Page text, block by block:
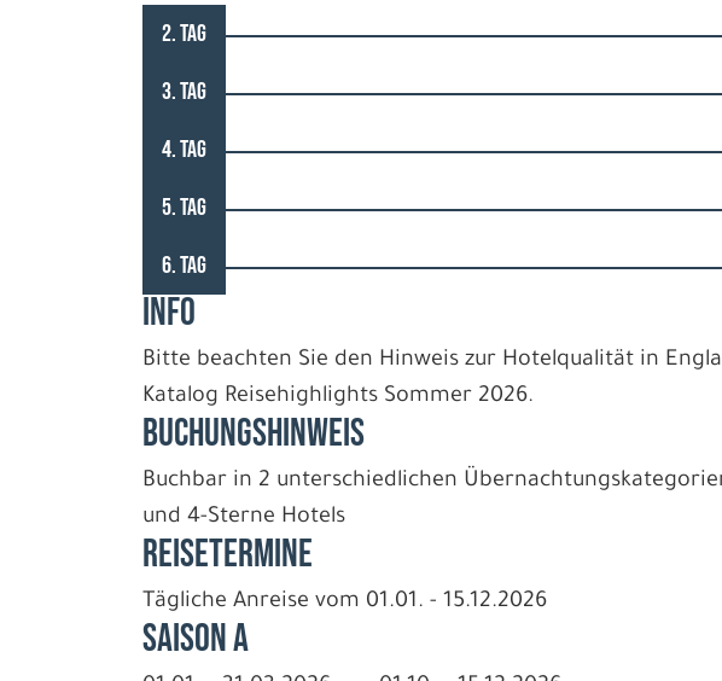
2. TAG
3. TAG
4. TAG
5. TAG
6. TAG
INFO
Bitte beachten Sie den Hinweis zur Hotelqualität in
Katalog Reisehighlights Sommer 2026.
BUCHUNGSHINWEIS
Buchbar in 2 unterschiedlichen
und 4-Sterne Hotels
REISETERMINE
Tägliche Anreise vom 01.01. - 15.12.2026
Saison A